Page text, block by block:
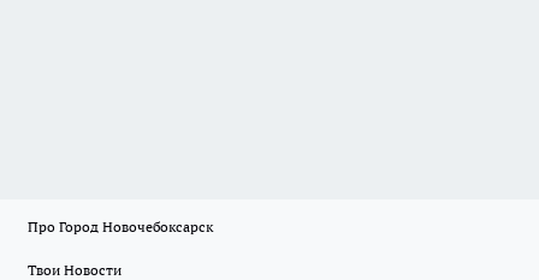
Про Город Новочебоксарск
Твои Новости